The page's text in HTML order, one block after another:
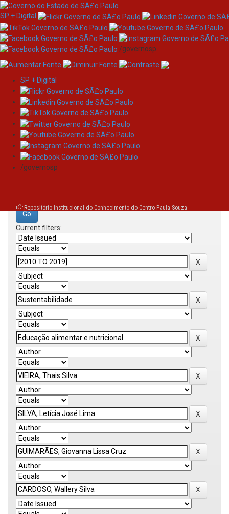
Skip
navigation
SP + Digital
/governosp
SP + Digital
/governosp
Repositório Institucional do Conhecimento do Centro Paula Souza
Search
Search:
Current filters: